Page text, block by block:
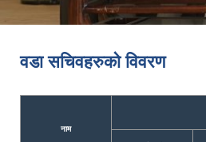
वडा सचिवहरुको विवरण
नाम